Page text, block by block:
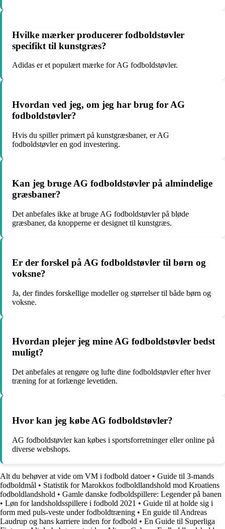
Hvilke mærker producerer fodboldstøvler
specifikt til kunstgræs?
Adidas er et populært mærke for AG fodboldstøvler.
Hvordan ved jeg, om jeg har brug for AG
fodboldstøvler?
Hvis du spiller primært på kunstgræsbaner, er AG
fodboldstøvler en god investering.
Kan jeg bruge AG fodboldstøvler på almindelige
græsbaner?
Det anbefales ikke at bruge AG fodboldstøvler på bløde
græsbaner, da knopperne er designet til kunstgræs.
Er der forskel på AG fodboldstøvler til børn og
voksne?
Ja, der findes forskellige modeller og størrelser til både børn og
voksne.
Hvordan plejer jeg mine AG fodboldstøvler bedst
muligt?
Det anbefales at rengøre og lufte dine fodboldstøvler efter hver
træning for at forlænge levetiden.
Hvor kan jeg købe AG fodboldstøvler?
AG fodboldstøvler kan købes i sportsforretninger eller online på
diverse webshops.
Alt du behøver at vide om VM i fodbold datoer• Guide til 3-mands
fodboldmål • Statistik for Marokkos fodboldlandshold mod Kroatiens
fodboldlandshold • Gamle danske fodboldspillere: Legender på banen
• Løn for landsholdsspillere i fodbold 2021 • Guide til at holde sig i
form med puls-veste under fodboldtræning • En guide til Andreas
Laudrup og hans karriere inden for fodbold • En Guide til Superliga